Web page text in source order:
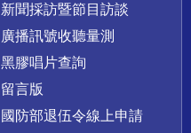
新聞採訪暨節目訪談
廣播訊號收聽量測
黑膠唱片查詢
留言版
國防部退伍令線上申請